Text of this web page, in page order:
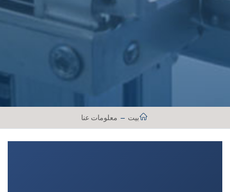
بيت معلومات عنا